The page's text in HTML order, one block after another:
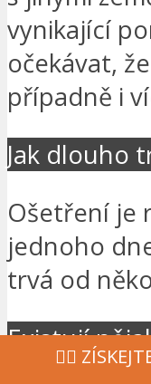
vynikající
očekávat,
případně i
Jak dlouho
Ošetření je
jednoho
trvá od
Existují
rizika?
‍👩‍⚕